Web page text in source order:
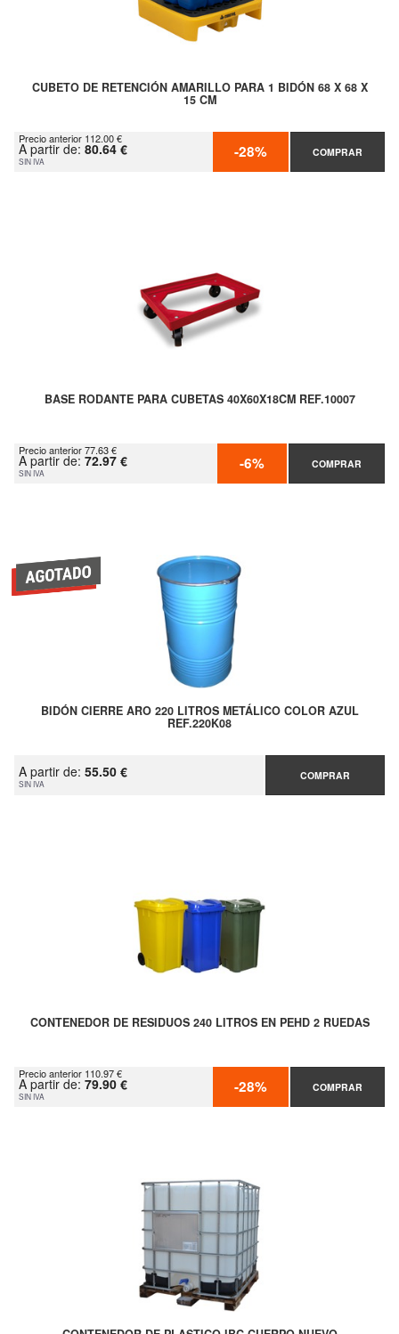
CUBETO DE RETENCIÓN AMARILLO PARA 1 BIDÓN 68 X 68 X
15 CM
Precio anterior 112.00 €
A partir de: 80.64 €
SIN IVA -28% COMPRAR
BASE RODANTE PARA CUBETAS 40X60X18CM REF.10007
Precio anterior 77.63 €
A partir de: 72.97 €
SIN IVA -6% COMPRAR
BIDÓN CIERRE ARO 220 LITROS METÁLICO COLOR AZUL
REF.220K08
A partir de: 55.50 €
SIN IVA
COMPRAR
CONTENEDOR DE RESIDUOS 240 LITROS EN PEHD 2 RUEDAS
Precio anterior 110.97 €
A partir de: 79.90 €
SIN IVA -28% COMPRAR